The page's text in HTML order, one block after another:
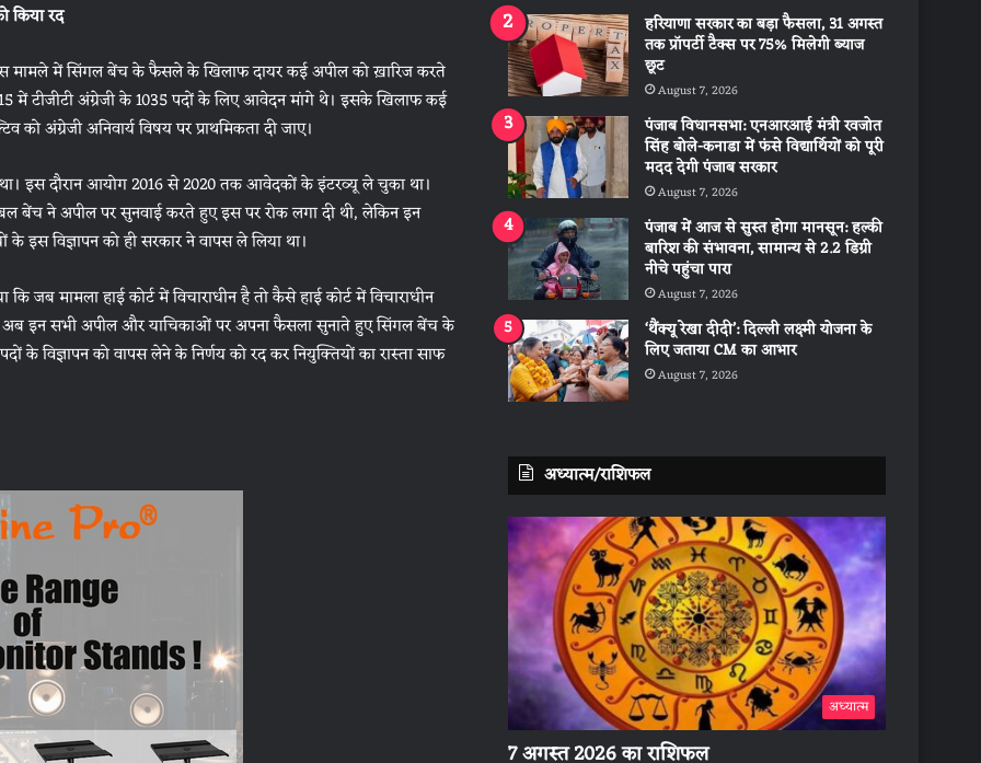
किया रद
मामले में सिंगल बेंच के फैसले के खिलाफ दायर कई अपील को ख़ारिज करते
में टीजीटी अंग्रेजी के 1035 पदों के लिए आवेदन मांगे थे। इसके खिलाफ कई
अंग्रेजी अनिवार्य विषय पर प्राथमिकता दी जाए।
इस दौरान आयोग 2016 से 2020 तक आवेदकों के इंटरव्यू ले चुका था।
बेंच ने अपील पर सुनवाई करते हुए इस पर रोक लगा दी थी, लेकिन इन
इस विज्ञापन को ही सरकार ने वापस ले लिया था।
जब मामला हाई कोर्ट में विचाराधीन है तो कैसे हाई कोर्ट में विचाराधीन
अब इन सभी अपील और याचिकाओं पर अपना फैसला सुनाते हुए सिंगल बेंच के
विज्ञापन को वापस लेने के निर्णय को रद कर नियुक्तियों का रास्ता साफ
हरियाणा सरकार का बड़ा फैसला, 31 अगस्त
तक प्रॉपर्टी टैक्स पर 75% मिलेगी ब्याज
छूट
August 7, 2026
पंजाब विधानसभा: एनआरआई मंत्री रवजोत
सिंह बोले-कनाडा में फंसे विद्यार्थियों को पूरी
मदद देगी पंजाब सरकार
August 7, 2026
पंजाब में आज से सुस्त होगा मानसून: हल्की
बारिश की संभावना, सामान्य से 2.2 डिग्री
नीचे पहुंचा पारा
August 7, 2026
‘थैंक्यू रेखा दीदी’: दिल्ली लक्ष्मी योजना के
लिए जताया CM का आभार
August 7, 2026
अध्यात्म/राशिफल
अध्यात्म
7 अगस्त 2026 का राशिफल